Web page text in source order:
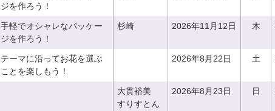
ジを作ろう！
手軽でオシャレなパッケー
ジを作ろう！
杉崎 2026年11月12日 木
テーマに沿ってお花を選ぶ
ことを楽しもう！
2026年8月22日 土
大貫裕美
すりすとん
2026年8月23日 日